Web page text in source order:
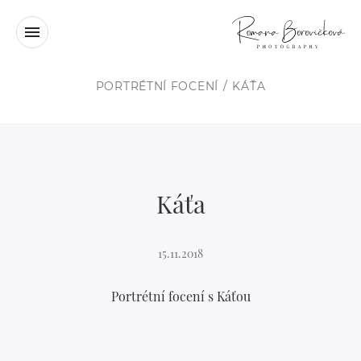
PORTRÉTNÍ FOCENÍ KÁŤA
Káťa
15.11.2018
Portrétní focení s Káťou